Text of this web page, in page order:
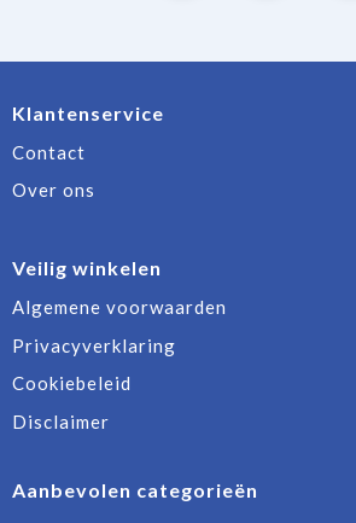
Klantenservice
Contact
Over ons
Veilig winkelen
Algemene voorwaarden
Privacyverklaring
Cookiebeleid
Disclaimer
Aanbevolen categorieën